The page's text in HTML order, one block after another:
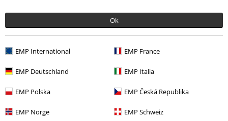
Ok
EMP International EMP France
EMP Deutschland EMP Italia
EMP Polska EMP Česká Republika
EMP Norge EMP Schweiz
Más categorías. Más opciones